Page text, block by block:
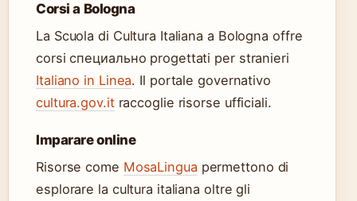
Corsi a Bologna
La Scuola di Cultura Italiana a Bologna offre
corsi специально progettati per stranieri
Italiano in Linea. Il portale governativo
cultura.gov.itraccoglie risorse ufficiali.
Imparare online
Risorse come MosaLingua permettono di
esplorare la cultura italiana oltre gli